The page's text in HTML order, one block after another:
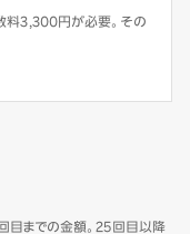
料3,300円が必要。その
目までの金額。25回目以降